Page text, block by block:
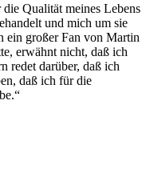
Qualität meines Lebens
und mich um sie
ein großer Fan von Martin
erwähnt nicht, daß ich
redet darüber, daß ich
daß ich für die